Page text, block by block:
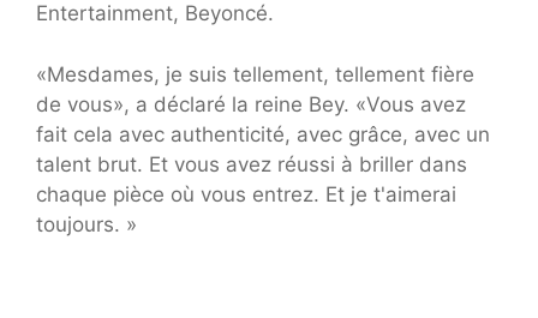
Entertainment, Beyoncé.
«Mesdames, je suis tellement, tellement fière
de vous», a déclaré la reine Bey. «Vous avez
fait cela avec authenticité, avec grâce, avec un
talent brut. Et vous avez réussi à briller dans
chaque pièce où vous entrez. Et je t'aimerai
toujours. »